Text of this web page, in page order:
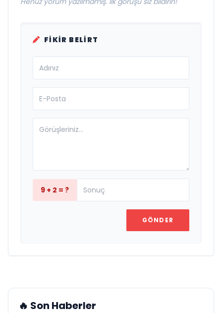
FIKIR BELIRT
9 + 2 = ?
GÖNDER
🔥 Son Haberler